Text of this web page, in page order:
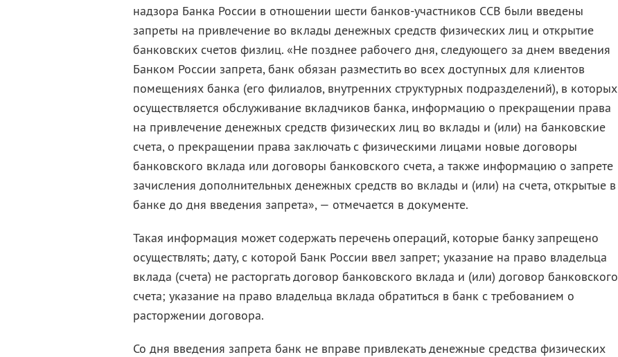
надзора Банка России в отношении шести банков-участников ССВ были введены
запреты на привлечение во вклады денежных средств физических лиц и открытие
банковских счетов физлиц. «Не позднее рабочего дня, следующего за днем введения
Банком России запрета, банк обязан разместить во всех доступных для клиентов
помещениях банка (его филиалов, внутренних структурных подразделений), в которых
осуществляется обслуживание вкладчиков банка, информацию о прекращении права
на привлечение денежных средств физических лиц во вклады и (или) на банковские
счета, о прекращении права заключать с физическими лицами новые договоры
банковского вклада или договоры банковского счета, а также информацию о запрете
зачисления дополнительных денежных средств во вклады и (или) на счета, открытые в
банке до дня введения запрета», — отмечается в документе.
Такая информация может содержать перечень операций, которые банку запрещено
осуществлять; дату, с которой Банк России ввел запрет; указание на право владельца
вклада (счета) не расторгать договор банковского вклада и (или) договор банковского
счета; указание на право владельца вклада обратиться в банк с требованием о
расторжении договора.
Со дня введения запрета банк не вправе привлекать денежные средства физических